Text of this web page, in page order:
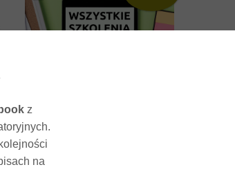
13 szkoleń z dietetyki i